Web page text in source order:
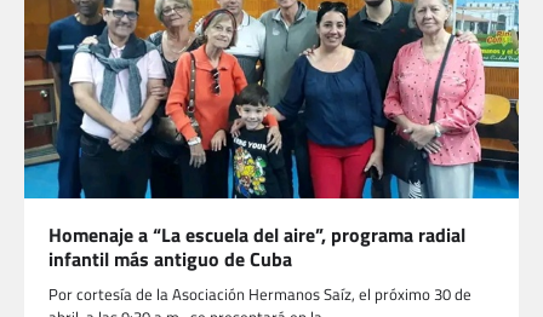
Homenaje a “La escuela del aire”, programa radial
infantil más antiguo de Cuba
Por cortesía de la Asociación Hermanos Saíz, el próximo 30 de